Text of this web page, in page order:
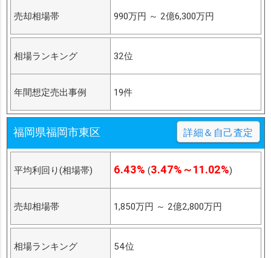
売却相場帯 990万円 ～ 2億6,300万円
相場ランキング 32位
年間想定売出事例 19件
福岡県福岡市東区 詳細＆自己査定
平均利回り(相場帯) 6.43% (3.47%～11.02%)
売却相場帯 1,850万円 ～ 2億2,800万円
相場ランキング 54位